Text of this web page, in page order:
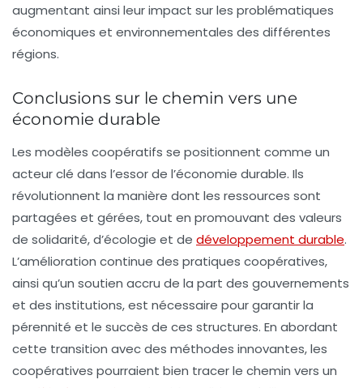
augmentant ainsi leur impact sur les problématiques
économiques et environnementales des différentes
régions.
Conclusions sur le chemin vers une
économie durable
Les modèles coopératifs se positionnent comme un
acteur clé dans l’essor de l’économie durable. Ils
révolutionnent la manière dont les ressources sont
partagées et gérées, tout en promouvant des valeurs
de solidarité, d’écologie et de développement durable.
L’amélioration continue des pratiques coopératives,
ainsi qu’un soutien accru de la part des gouvernements
et des institutions, est nécessaire pour garantir la
pérennité et le succès de ces structures. En abordant
cette transition avec des méthodes innovantes, les
coopératives pourraient bien tracer le chemin vers un